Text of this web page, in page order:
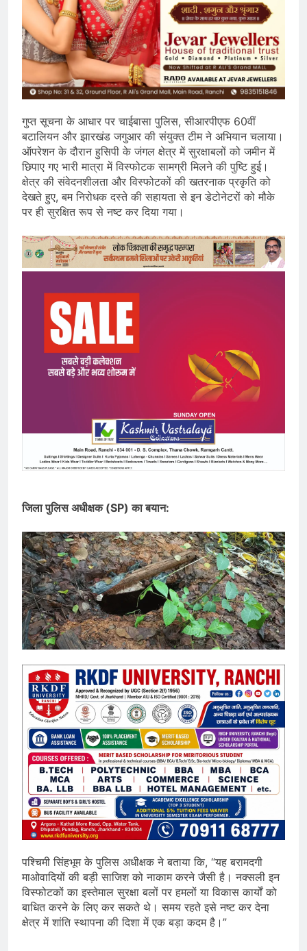
गुप्त सूचना के आधार पर चाईबासा पुलिस, सीआरपीएफ 60वीं
बटालियन और झारखंड जगुआर की संयुक्त टीम ने अभियान चलाया।
ऑपरेशन के दौरान हुसिपी के जंगल क्षेत्र में सुरक्षाबलों को जमीन में
छिपाए गए भारी मात्रा में विस्फोटक सामग्री मिलने की पुष्टि हुई।
क्षेत्र की संवेदनशीलता और विस्फोटकों की खतरनाक प्रकृति को
देखते हुए, बम निरोधक दस्ते की सहायता से इन डेटोनेटरों को मौके
पर ही सुरक्षित रूप से नष्ट कर दिया गया।
जिला पुलिस अधीक्षक (SP) का बयान:
पश्चिमी सिंहभूम के पुलिस अधीक्षक ने बताया कि, “यह बरामदगी
माओवादियों की बड़ी साजिश को नाकाम करने जैसी है। नक्सली इन
विस्फोटकों का इस्तेमाल सुरक्षा बलों पर हमलों या विकास कार्यों को
बाधित करने के लिए कर सकते थे। समय रहते इसे नष्ट कर देना
क्षेत्र में शांति स्थापना की दिशा में एक बड़ा कदम है।”